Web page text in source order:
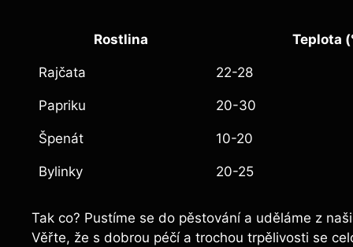
Rostlina Teplota
Rajčata 22-28
Papriku 20-30
Špenát 10-20
Bylinky 20-25
Tak co? Pustíme se do pěstování a uděláme z
Věřte, že s dobrou péčí a trochou trpělivosti se